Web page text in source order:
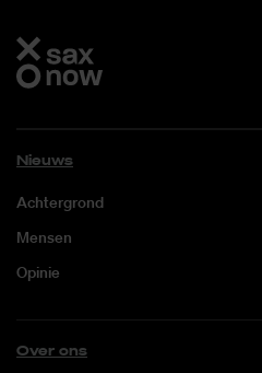
Nieuws
Achtergrond
Mensen
Opinie
Over ons